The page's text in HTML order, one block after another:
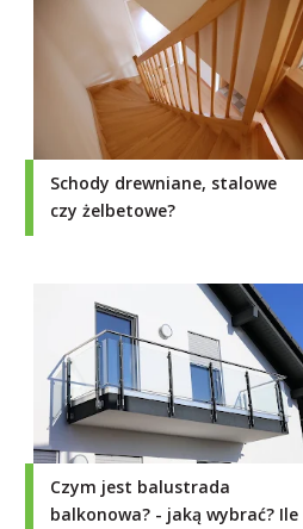
Schody drewniane, stalowe
czy żelbetowe?
Czym jest balustrada
balkonowa? - jaką wybrać? Ile